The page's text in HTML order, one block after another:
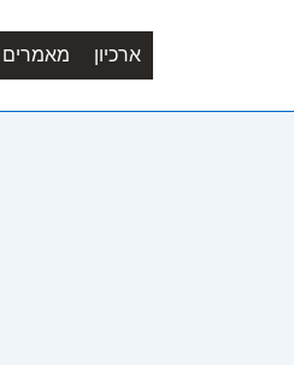
מאמרים ארכיון